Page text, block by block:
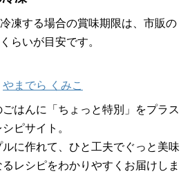
凍する場合の賞味期限は、市販の
らいが目安です。
やまでら くみこ
ごはんに「ちょっと特別」をプラス
ピサイト。
ルに作れて、ひと工夫でぐっと美味
るレシピをわかりやすくお届けしま